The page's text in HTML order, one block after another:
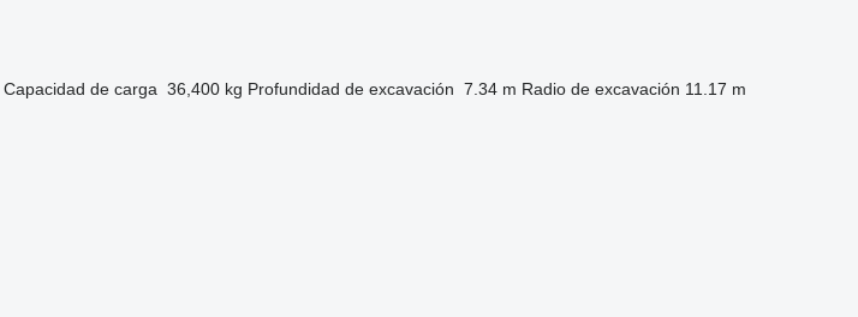
Capacidad de carga 36,400 kg Profundidad de excavación 7.34 m Radio de excavación 11.17 m